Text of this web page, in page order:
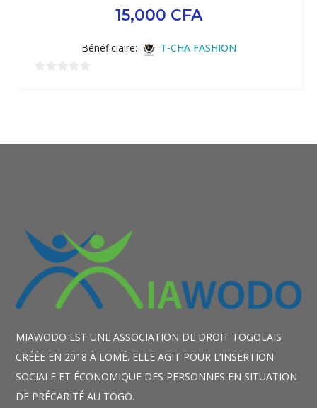
15,000 CFA
Bénéficiaire: T-CHA FASHION
MIAWODO EST UNE ASSOCIATION DE DROIT TOGOLAIS
CRÉÉE EN 2018 À LOMÉ. ELLE AGIT POUR L’INSERTION
SOCIALE ET ÉCONOMIQUE DES PERSONNES EN SITUATION
DE PRÉCARITÉ AU TOGO.